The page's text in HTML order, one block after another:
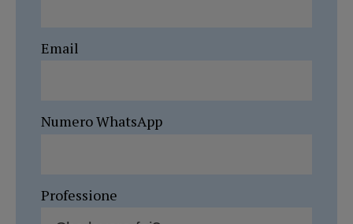
Email
Numero WhatsApp
Professione